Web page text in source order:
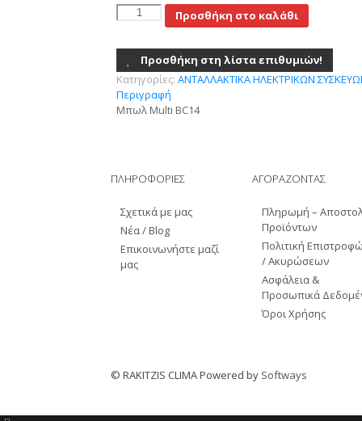
ΜΠΩΛ
MULTI
ποσότητα
Προσθήκη στο καλάθι
Προσθήκη στη λίστα επιθυμιών!
Κατηγορίες: AΝΤΑΛΛΑΚΤΙΚΑ ΗΛΕΚΤΡΙΚΩΝ
Περιγραφή
Μπωλ Multi BC14
ΠΛΗΡΟΦΟΡΙΕΣ
Σχετικά με μας
Νέα / Blog
Επικοινωνήστε μαζί
μας
ΑΓΟΡΑΖΟΝΤΑΣ
Πληρωμή –
Προϊόντων
Πολιτική
/ Ακυρώσεων
Ασφάλεια &
Προσωπικά
Όροι Χρήσης
© RAKITZIS CLIMA Powered by Softways